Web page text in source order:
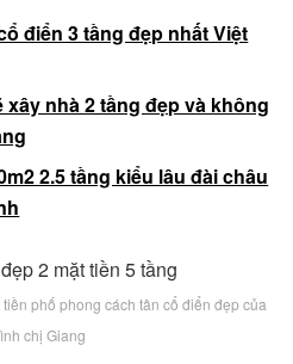
điển 3 tầng đẹp nhất Việt
xây nhà 2 tầng đẹp và không
2.5 tầng kiểu lâu đài châu
tiền phố phong cách tân cổ điển đẹp của
chị Giang